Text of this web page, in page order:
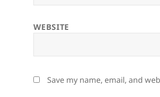
WEBSITE
Save my name, email, and